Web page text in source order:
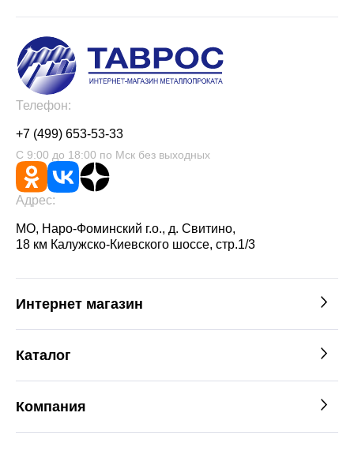
Телефон:
+7 (499) 653-53-33
С 9:00 до 18:00 по Мск без выходных
Адрес:
МО, Наро-Фоминский г.о., д. Свитино,
18 км Калужско-Киевского шоссе, стр.1/3
Интернет магазин
Каталог
Компания